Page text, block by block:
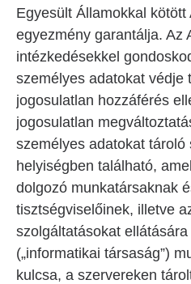
Egyesült Államokkal
egyezmény garantálja. Az
intézkedésekkel
személyes adatokat védje
jogosulatlan hozzáférés
jogosulatlan
személyes adatokat tároló
helyiségben található,
dolgozó munkatársaknak
tisztségviselőinek, illetve
szolgáltatásokat
(„informatikai társaság”)
kulcsa, a szervereken